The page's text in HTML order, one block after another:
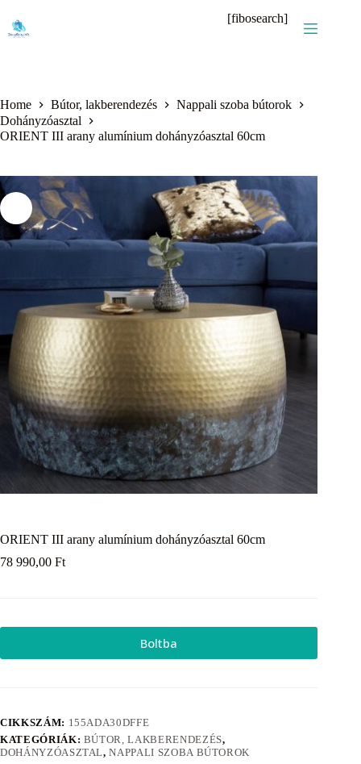
content
[fibosearch]
Home Bútor, lakberendezés
Nappali szoba bútorok
Dohányzóasztal
ORIENT III arany alumínium dohányzóasztal 60cm
ORIENT III arany alumínium dohányzóasztal 60cm
78 990,00 Ft
Boltba
CIKKSZÁM: 155ADA30DFFE
KATEGÓRIÁK: BÚTOR, LAKBERENDEZÉS,
DOHÁNYZÓASZTAL,NAPPALI SZOBA BÚTOROK